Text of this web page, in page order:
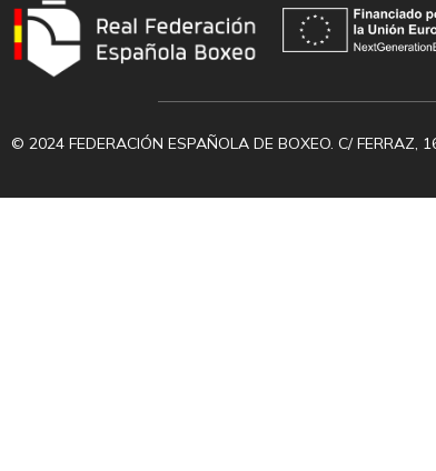
© 2024 FEDERACIÓN ESPAÑOLA DE BOXEO. C/ FERRAZ,